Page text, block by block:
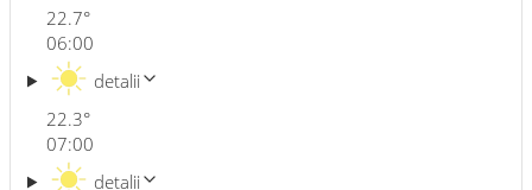
22.7°
06:00
22.3°
detalii
07:00
detalii